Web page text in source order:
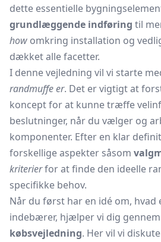
dette essentielle
grundlæggende indføring til
how omkring installation og
dækket alle facetter.
I denne vejledning vil vi starte
randmuffe er. Det er vigtigt at
koncept for at kunne træffe
beslutninger, når du vælger og
komponenter. Efter en klar
forskellige aspekter såsom
kriterierfor at finde den ideelle
specifikke behov.
Når du først har en idé om, hvad
indebærer, hjælper vi dig
købsvejledning. Her vil vi